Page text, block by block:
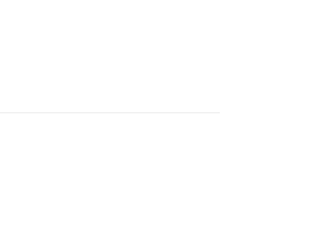
로는 저 절반정도가 가려질